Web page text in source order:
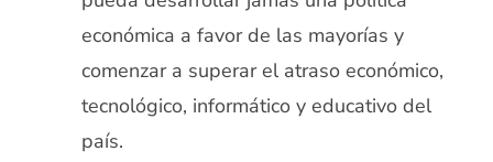
económica a favor de las mayorías y
comenzar a superar el atraso económico,
tecnológico, informático y educativo del
país.